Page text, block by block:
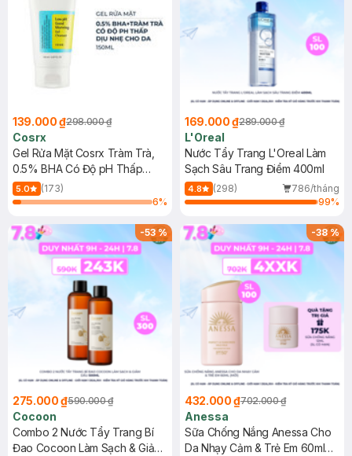
139.000 ₫298.000 ₫
Cosrx
Gel Rửa Mặt Cosrx Tràm Trà,
0.5% BHA Có Độ pH Thấp
150ml
5.0
(173)
6%
169.000 ₫289.000 ₫
L'Oreal
Nước Tẩy Trang L'Oreal Làm
Sạch Sâu Trang Điểm 400ml
4.8 (298)
786/tháng
99%
-53%
275.000 ₫590.000 ₫
Cocoon
Combo 2 Nước Tẩy Trang Bí
Đao Cocoon Làm Sạch & Giảm
-38%
432.000 ₫702.000 ₫
Anessa
Sữa Chống Nắng Anessa Cho
Da Nhạy Cảm & Trẻ Em 60ml